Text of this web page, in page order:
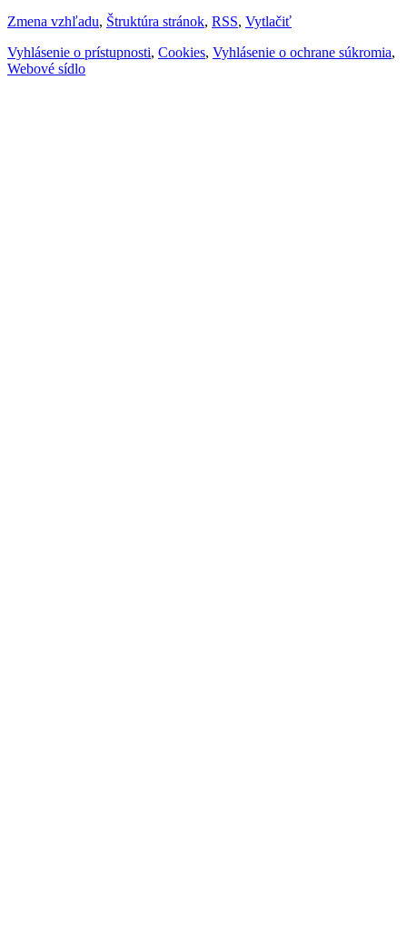
Zmena vzhľadu, Štruktúra stránok, RSS, Vytlačiť
Vyhlásenie o prístupnosti, Cookies, Vyhlásenie o ochrane súkromia,
Webové sídlo